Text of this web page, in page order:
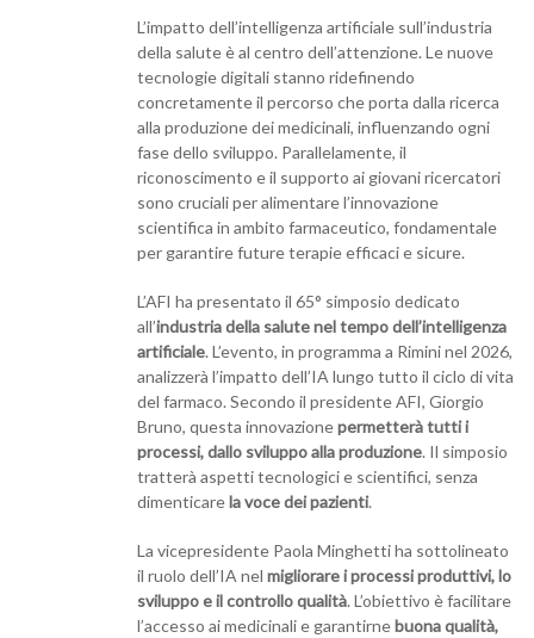
L’impatto dell’intelligenza artificiale sull’industria
della salute è al centro dell’attenzione. Le nuove
tecnologie digitali stanno ridefinendo
concretamente il percorso che porta dalla ricerca
alla produzione dei medicinali, influenzando ogni
fase dello sviluppo. Parallelamente, il
riconoscimento e il supporto ai giovani ricercatori
sono cruciali per alimentare l’innovazione
scientifica in ambito farmaceutico, fondamentale
per garantire future terapie efficaci e sicure.
L’AFI ha presentato il 65° simposio dedicato
all’industria della salute nel tempo dell’intelligenza
artificiale. L’evento, in programma a Rimini nel 2026,
analizzerà l’impatto dell’IA lungo tutto il ciclo di vita
del farmaco. Secondo il presidente AFI, Giorgio
Bruno, questa innovazionepermetterà tutti i
processi, dallo sviluppo alla produzione. Il simposio
tratterà aspetti tecnologici e scientifici, senza
dimenticarela voce dei pazienti.
La vicepresidente Paola Minghetti ha sottolineato
il ruolo dell’IA nel migliorare i processi produttivi, lo
sviluppo e il controllo qualità. L’obiettivo è facilitare
l’accesso ai medicinali e garantirnebuona qualità,